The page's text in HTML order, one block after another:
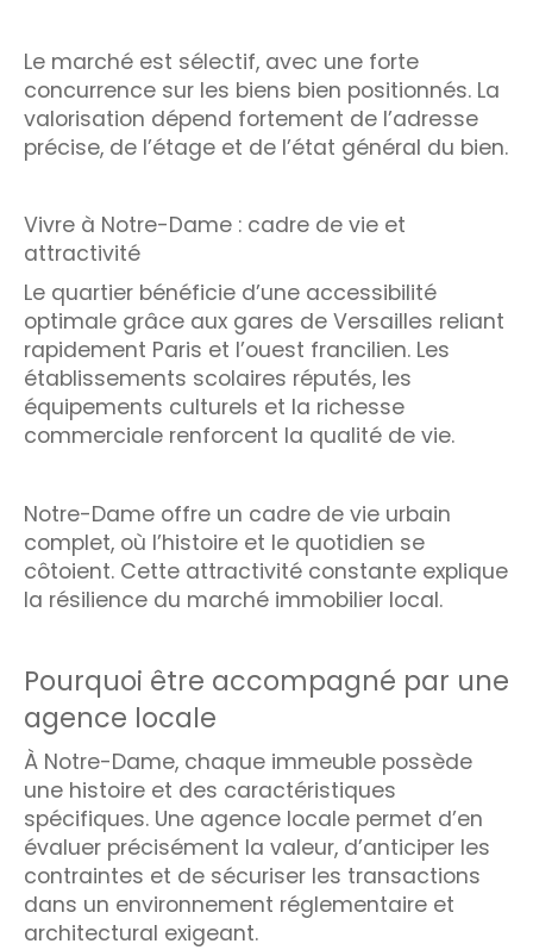
Le marché est sélectif, avec une forte
concurrence sur les biens bien positionnés. La
valorisation dépend fortement de l’adresse
précise, de l’étage et de l’état général du bien.
Vivre à Notre-Dame : cadre de vie et
attractivité
Le quartier bénéficie d’une accessibilité
optimale grâce aux gares de Versailles reliant
rapidement Paris et l’ouest francilien. Les
établissements scolaires réputés, les
équipements culturels et la richesse
commerciale renforcent la qualité de vie.
Notre-Dame offre un cadre de vie urbain
complet, où l’histoire et le quotidien se
côtoient. Cette attractivité constante explique
la résilience du marché immobilier local.
Pourquoi être accompagné par une
agence locale
À Notre-Dame, chaque immeuble possède
une histoire et des caractéristiques
spécifiques. Une agence locale permet d’en
évaluer précisément la valeur, d’anticiper les
contraintes et de sécuriser les transactions
dans un environnement réglementaire et
architectural exigeant.